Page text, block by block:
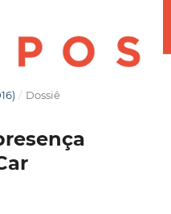
/ Dossiê